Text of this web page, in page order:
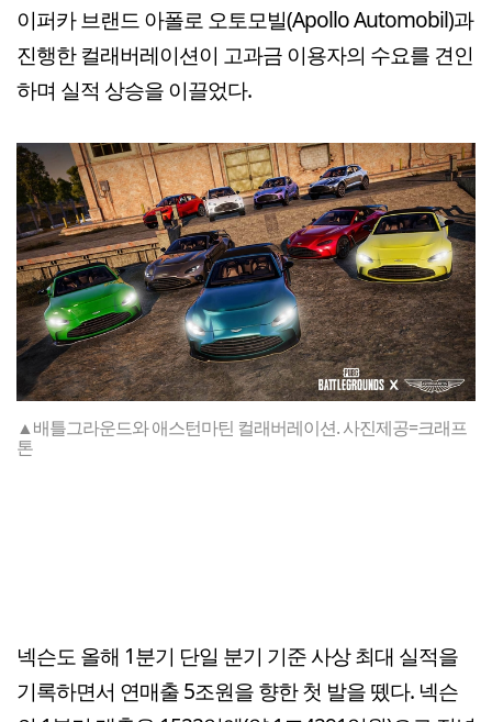
이퍼카 브랜드 아폴로 오토모빌(Apollo Automobil)과
진행한 컬래버레이션이 고과금 이용자의 수요를 견인
하며 실적 상승을 이끌었다.
▲배틀그라운드와 애스턴마틴 컬래버레이션. 사진제공=크래프
톤
넥슨도 올해 1분기 단일 분기 기준 사상 최대 실적을
기록하면서 연매출 5조원을 향한 첫 발을 뗐다. 넥슨